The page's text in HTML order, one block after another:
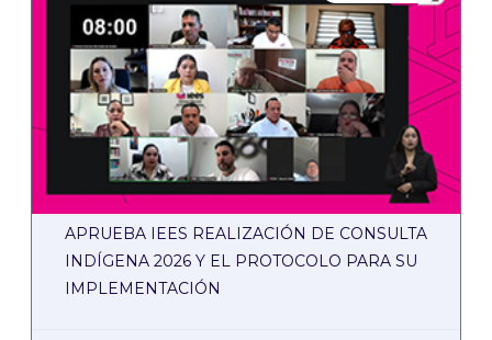
APRUEBA IEES REALIZACIÓN DE CONSULTA
INDÍGENA 2026 Y EL PROTOCOLO PARA SU
IMPLEMENTACIÓN